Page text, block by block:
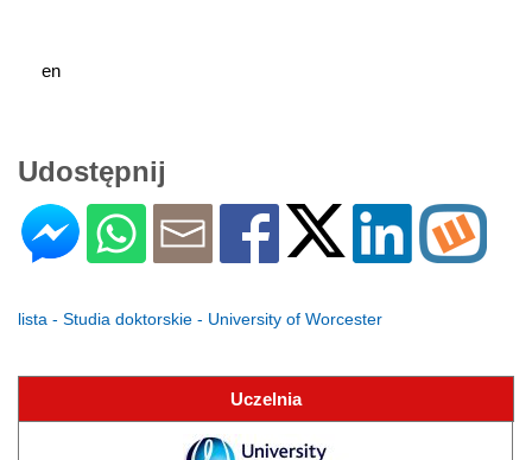
en
Udostępnij
lista - Studia doktorskie - University of Worcester
Uczelnia